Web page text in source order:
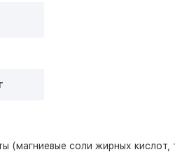
(магниевые соли жирных